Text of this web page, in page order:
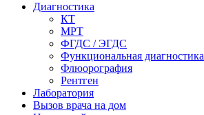
Диагностика
КТ
МРТ
ФГДС / ЭГДС
Функциональная диагностика
Флюорография
Рентген
Лаборатория
Вызов врача на дом